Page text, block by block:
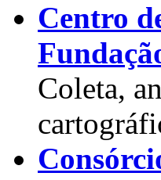
Centro
Coleta,